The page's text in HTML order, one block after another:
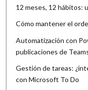
12 meses, 12 hábitos:
Cómo mantener el
Automatización con
publicaciones de
Gestión de tareas:
con Microsoft To Do